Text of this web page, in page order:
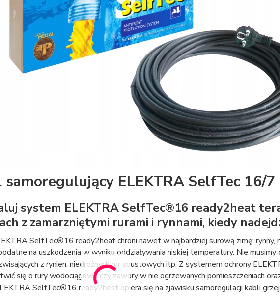
samoregulujący ELEKTRA SelfTec 16/7
system ELEKTRA SelfTec®16 ready2heat
z zamarzniętymi rurami i rynnami, kiedy
SelfTec®16 ready2heat chroni nawet w najbardziej surową zimę: rynny,
na uszkodzenia w wyniku oddziaływania niskiej temperatury. Nie musimy
z rynien, niedrożnych rur spustowych itp. Z systemem ochrony
się o rury wodociągowe czy zawory w nie ogrzewanych pomieszczeniach
SelfTec®16 ready2heat opiera się na zjawisku samoregulacji kabli